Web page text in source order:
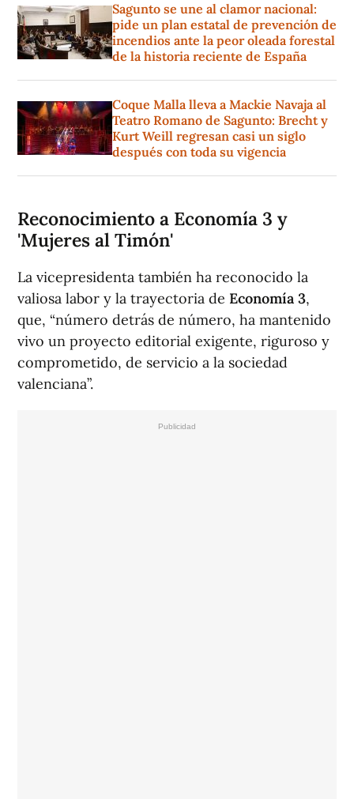
Sagunto se une al clamor nacional:
pide un plan estatal de prevención de
incendios ante la peor oleada forestal
de la historia reciente de España
Coque Malla lleva a Mackie Navaja al
Teatro Romano de Sagunto: Brecht y
Kurt Weill regresan casi un siglo
después con toda su vigencia
Reconocimiento a Economía 3 y
'Mujeres al Timón'
La vicepresidenta también ha reconocido la
valiosa labor y la trayectoria de Economía 3,
que, “número detrás de número, ha mantenido
vivo un proyecto editorial exigente, riguroso y
comprometido, de servicio a la sociedad
valenciana”.